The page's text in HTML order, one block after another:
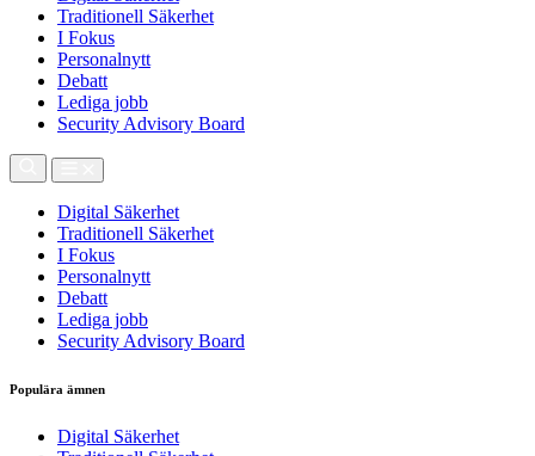
Traditionell Säkerhet
I Fokus
Personalnytt
Debatt
Lediga jobb
Security Advisory Board
Digital Säkerhet
Traditionell Säkerhet
I Fokus
Personalnytt
Debatt
Lediga jobb
Security Advisory Board
Populära ämnen
Digital Säkerhet